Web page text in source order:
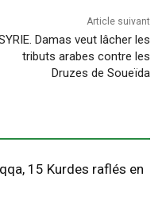
Article suivant
Damas veut lâcher les
tributs arabes contre les
Druzes de Soueïda
15 Kurdes raflés en